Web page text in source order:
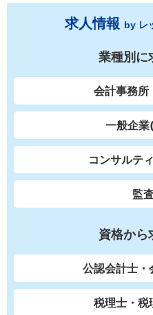
求人情報 by レ
業種別に
会計事務所
一般企
コンサルテ
監
資格から
公認会計士・
税理士・税